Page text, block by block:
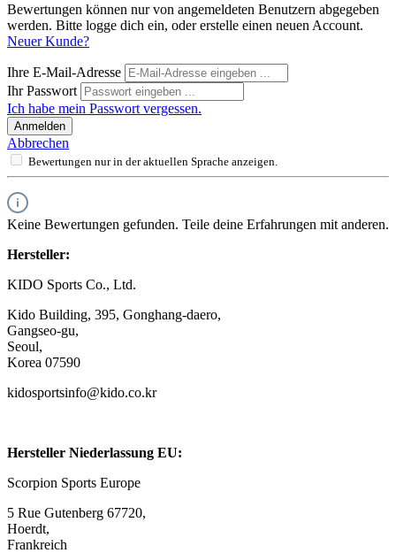
Bewertungen können nur von angemeldeten Benutzern abgegeben
werden. Bitte logge dich ein, oder erstelle einen neuen Account.
Neuer Kunde?
Ihre E-Mail-Adresse
Ihr Passwort
Ich habe mein Passwort vergessen.
Anmelden
Abbrechen
Bewertungen nur in der aktuellen Sprache anzeigen.
Keine Bewertungen gefunden. Teile deine Erfahrungen mit anderen.
Hersteller:
KIDO Sports Co., Ltd.
Kido Building, 395, Gonghang-daero,
Gangseo-gu,
Seoul,
Korea 07590
kidosportsinfo@kido.co.kr
Hersteller Niederlassung EU:
Scorpion Sports Europe
5 Rue Gutenberg 67720,
Hoerdt,
Frankreich